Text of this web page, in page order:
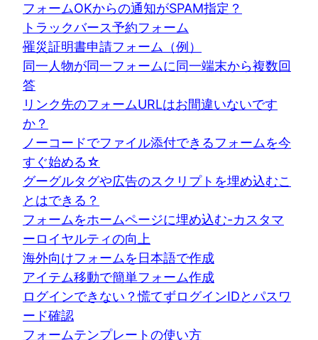
フォームOKからの通知がSPAM指定？
トラックバース予約フォーム
罹災証明書申請フォーム（例）
同一人物が同一フォームに同一端末から複数回
答
リンク先のフォームURLはお間違いないです
か？
ノーコードでファイル添付できるフォームを今
すぐ始める☆
グーグルタグや広告のスクリプトを埋め込むこ
とはできる？
フォームをホームページに埋め込む-カスタマ
ーロイヤルティの向上
海外向けフォームを日本語で作成
アイテム移動で簡単フォーム作成
ログインできない？慌てずログインIDとパスワ
ード確認
フォームテンプレートの使い方